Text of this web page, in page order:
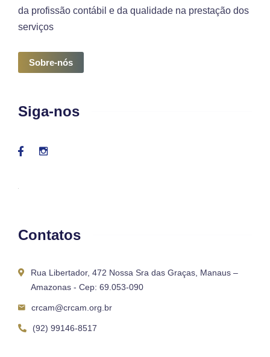
da profissão contábil e da qualidade na prestação dos
serviços
Sobre-nós
Siga-nos
Contatos
Rua Libertador, 472 Nossa Sra das Graças, Manaus –
Amazonas - Cep: 69.053-090
crcam@crcam.org.br
(92) 99146-8517